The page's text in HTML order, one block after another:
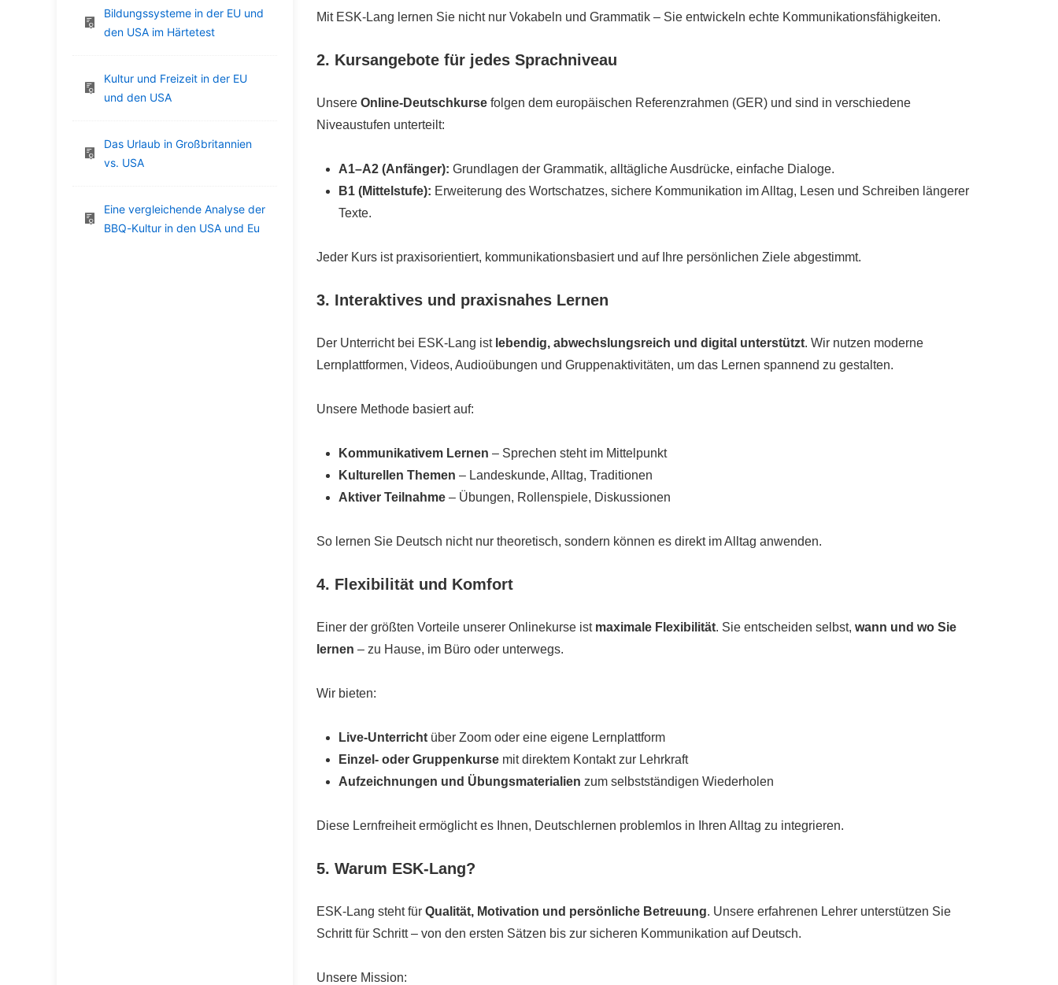
Mit ESK-Lang lernen Sie nicht nur Vokabeln und Grammatik – Sie entwickeln echte Kommunikationsfähigkeiten.
2. Kursangebote für jedes Sprachniveau
Unsere Online-Deutschkurse folgen dem europäischen Referenzrahmen (GER) und sind in verschiedene
Niveaustufen unterteilt:
A1–A2 (Anfänger): Grundlagen der Grammatik, alltägliche Ausdrücke, einfache Dialoge.
B1 (Mittelstufe): Erweiterung des Wortschatzes, sichere Kommunikation im Alltag, Lesen und Schreiben längerer
Texte.
Jeder Kurs ist praxisorientiert, kommunikationsbasiert und auf Ihre persönlichen Ziele abgestimmt.
3. Interaktives und praxisnahes Lernen
Der Unterricht bei ESK-Lang ist lebendig, abwechslungsreich und digital unterstützt. Wir nutzen moderne
Lernplattformen, Videos, Audioübungen und Gruppenaktivitäten, um das Lernen spannend zu gestalten.
Unsere Methode basiert auf:
Kommunikativem Lernen – Sprechen steht im Mittelpunkt
Kulturellen Themen – Landeskunde, Alltag, Traditionen
Aktiver Teilnahme – Übungen, Rollenspiele, Diskussionen
So lernen Sie Deutsch nicht nur theoretisch, sondern können es direkt im Alltag anwenden.
4. Flexibilität und Komfort
Einer der größten Vorteile unserer Onlinekurse ist maximale Flexibilität. Sie entscheiden selbst, wann und wo Sie
lernen – zu Hause, im Büro oder unterwegs.
Wir bieten:
Live-Unterricht über Zoom oder eine eigene Lernplattform
Einzel- oder Gruppenkurse mit direktem Kontakt zur Lehrkraft
Aufzeichnungen und Übungsmaterialien zum selbstständigen Wiederholen
Diese Lernfreiheit ermöglicht es Ihnen, Deutschlernen problemlos in Ihren Alltag zu integrieren.
5. Warum ESK-Lang?
ESK-Lang steht für Qualität, Motivation und persönliche Betreuung. Unsere erfahrenen Lehrer unterstützen Sie
Schritt für Schritt – von den ersten Sätzen bis zur sicheren Kommunikation auf Deutsch.
Unsere Mission:
Bildungssysteme in der EU und
den USA im Härtetest
Kultur und Freizeit in der EU
und den USA
Das Urlaub in Großbritannien
vs. USA
Eine vergleichende Analyse der
BBQ-Kultur in den USA und Eu